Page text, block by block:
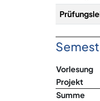
Vorlesung
Projekt
Summe